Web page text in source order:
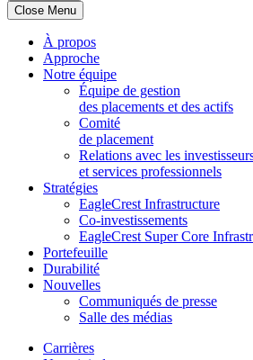
Close Menu
À propos
Approche
Notre équipe
Équipe de gestion
des placements et des actifs
Comité
de placement
Relations avec les
et services professionnels
Stratégies
EagleCrest Infrastructure
Co-investissements
EagleCrest Super Core
Portefeuille
Durabilité
Nouvelles
Communiqués de presse
Salle des médias
Carrières